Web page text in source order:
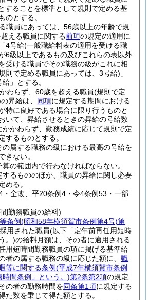
することを標準として規則で定める基
のとする。
職員にあっては、56歳以上の年齢で規
超える職員に関する前項の規定の適用に
4号給(一般職給料表の適用を受ける職
6級以上であるもの及びこれらの表以外
受ける職員でその職務の級がこれに相
則で定める職員にあっては、3号給) 」
」とする。
わらず、60歳を超える職員(規則で定
の昇給は、 同項に規定する期間における
特に良好である場合に限り行うものと
いて、昇給させるときの昇給の号給数
かかわらず、勤務成績に応じて規則で定
するものとする。
属する職務の級における最高の号給を
きない。
の範囲内で行わなければならない。
するもののほか、職員の昇給に関し必要
める。
・全改、平20条例4・令4条例53・一部
勤務職員の給料)
条例(昭和58年横須賀市条例第4号)第
用された職員(以下「定年前再任用短時
。)の給料月額は、その者に適用される
用短時間勤務職員の項に掲げる基準給
者の属する職務の級に応じた額に、 職
等に関する条例(平成7年横須賀市条例
間条例」という。)第2条第2項の規定
の者の勤務時間を同条第1項に規定する
た数を乗じて得た額とする。